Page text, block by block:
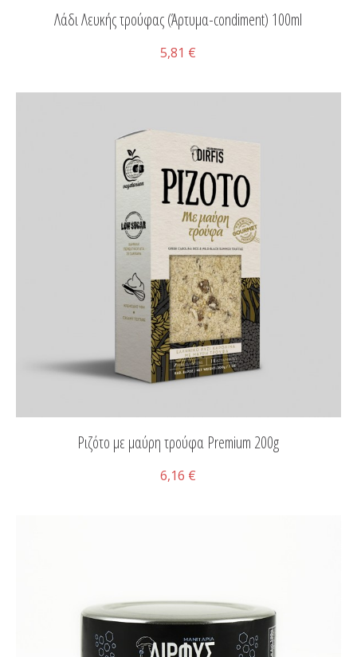
Λάδι Λευκής τρούφας (Άρτυμα-condiment) 100ml
5,81 €
Ριζότο με μαύρη τρούφα Premium 200g
6,16 €